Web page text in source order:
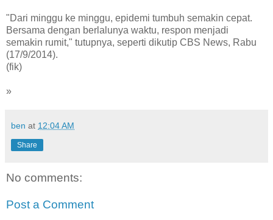
"Dari minggu ke minggu, epidemi tumbuh semakin cepat.
Bersama dengan berlalunya waktu, respon menjadi
semakin rumit," tutupnya, seperti dikutip CBS News, Rabu
(17/9/2014).
(fik)
»
ben at 12:04 AM
Share
No comments:
Post a Comment